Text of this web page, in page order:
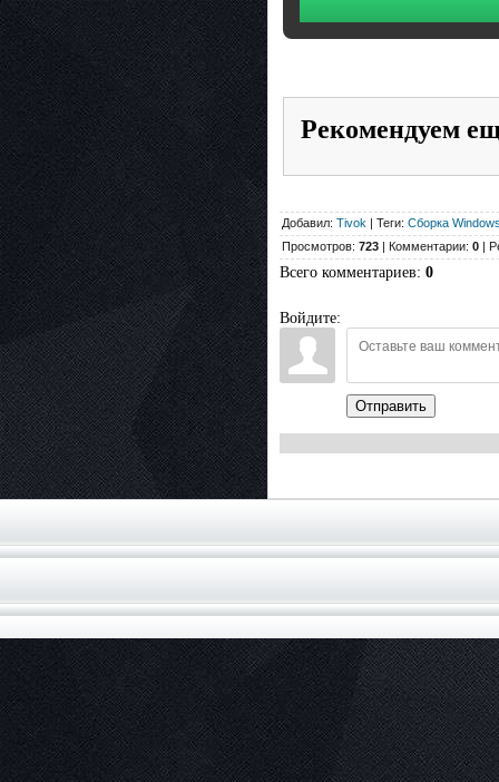
Рекомендуем
Добавил: Tivok | Теги: Сборка
Просмотров: 723 | Комментарии: 0 |
Всего комментариев: 0
Войдите:
Отправить